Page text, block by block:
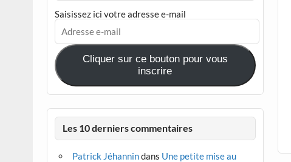
Saisissez ici votre adresse e-mail
Adresse
e-
mail
Cliquer sur ce bouton pour vous
inscrire
Les 10 derniers commentaires
Patrick Jéhannindans Une petite mise au